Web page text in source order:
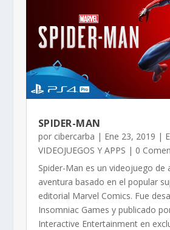
SPIDER-MAN
por cibercarba | Ene 23, 2019 |
VIDEOJUEGOS Y APPS | 0
Spider-Man es un videojuego de
aventura basado en el popular
editorial Marvel Comics.​ Fue
Insomniac Games y publicado
Interactive Entertainment en